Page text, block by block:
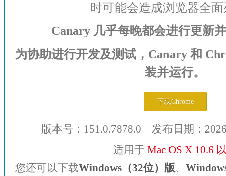
时可能会造成浏览器全
Canary 几乎每晚都会进行更新
为协助进行开发及测试，Canary 和
装并运行。
下载Chrome
版本号：151.0.7878.0 发布日期：
适用于 Mac OS X 10.6
您还可以下载Windows（32位）版、